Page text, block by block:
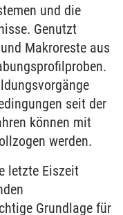
und die
Genutzt
Makroreste aus
seit der
können mit
werden.
letzte Eiszeit
Grundlage für